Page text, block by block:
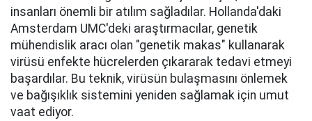
insanları önemli bir atılım sağladılar. Hollanda'daki
Amsterdam UMC'deki araştırmacılar, genetik
mühendislik aracı olan "genetik makas" kullanarak
virüsü enfekte hücrelerden çıkararak tedavi etmeyi
başardılar. Bu teknik, virüsün bulaşmasını önlemek
ve bağışıklık sistemini yeniden sağlamak için umut
vaat ediyor.